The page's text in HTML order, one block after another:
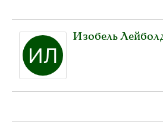
Изобель